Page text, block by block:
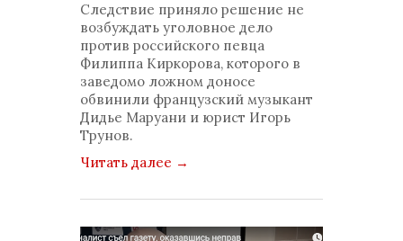
комментариев: 0
Следствие приняло решение не
возбуждать уголовное дело
против российского певца
Филиппа Киркорова, которого в
заведомо ложном доносе
обвинили французский музыкант
Дидье Маруани и юрист Игорь
Трунов.
Читать далее →